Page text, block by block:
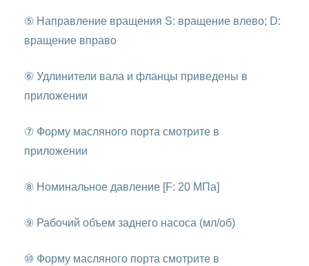
⑤ Направление вращения S: вращение влево; D:
вращение вправо
⑥ Удлинители вала и фланцы приведены в
приложении
⑦ Форму масляного порта смотрите в
приложении
⑧ Номинальное давление [F: 20 МПа]
⑨ Рабочий объем заднего насоса (мл/об)
⑩ Форму масляного порта смотрите в